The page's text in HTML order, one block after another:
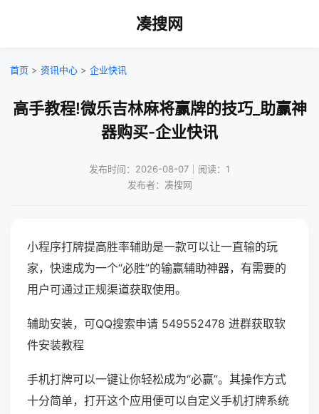
凑搜网
首页 > 资讯中心 > 企业快讯
高手教程!微乐吉林麻将赢牌的技巧_助赢神
器购买-企业快讯
发布时间：2026-08-07｜阅读：1
发布者：凑搜网
小程序打牌提高胜率辅助是一款可以让一直输的玩
家，快速成为一个“必胜”的输赢辅助神器，有需要的
用户可通过正规渠道获取使用。
辅助安装，可QQ搜索申请 549552478 进群获取软
件安装教程
手机打牌可以一键让你轻松成为“必赢”。其操作方式
十分简单，打开这个应用便可以自定义手机打牌系统